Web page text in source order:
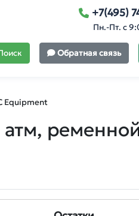
+7(495)
Пн.-Пт. с
Обратная связь
Equipment